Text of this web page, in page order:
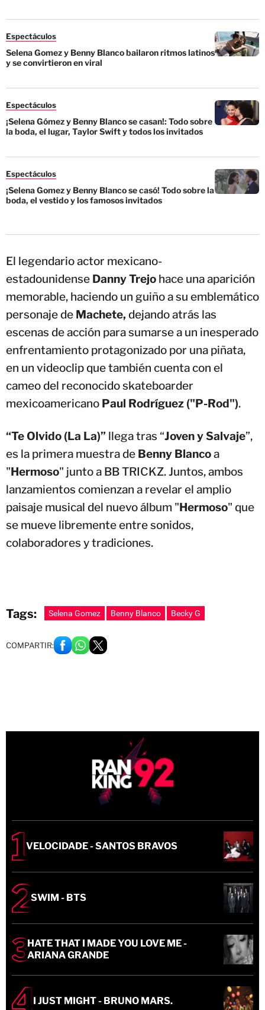
Espectáculos
Selena Gomez y Benny Blanco bailaron ritmos latinos
y se convirtieron en viral
Espectáculos
¡Selena Gómez y Benny Blanco se casan!: Todo sobre
la boda, el lugar, Taylor Swift y todos los invitados
Espectáculos
¡Selena Gomez y Benny Blanco se casó! Todo sobre la
boda, el vestido y los famosos invitados
El legendario actor mexicano-
estadounidense Danny Trejo hace una aparición
memorable, haciendo un guiño a su emblemático
personaje de Machete, dejando atrás las
escenas de acción para sumarse a un inesperado
enfrentamiento protagonizado por una piñata,
en un videoclip que también cuenta con el
cameo del reconocido skateboarder
mexicoamericano Paul Rodríguez ("P-Rod").
“Te Olvido (La La)” llega tras “Joven y Salvaje”,
es la primera muestra de Benny Blancoa
"Hermoso" junto a BB TRICKZ. Juntos, ambos
lanzamientos comienzan a revelar el amplio
paisaje musical del nuevo álbum "Hermoso" que
se mueve libremente entre sonidos,
colaboradores y tradiciones.
Tags: Selena Gomez Benny Blanco Becky G
COMPARTIR:
VELOCIDADE - SANTOS BRAVOS
SWIM - BTS
HATE THAT I MADE YOU LOVE ME -
ARIANA GRANDE
I JUST MIGHT - BRUNO MARS.